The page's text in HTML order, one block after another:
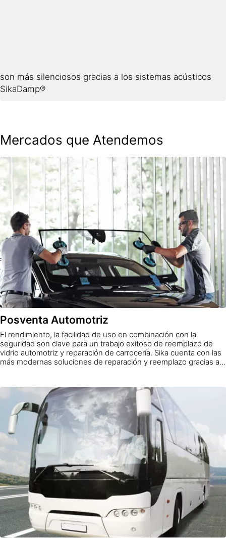
son más silenciosos gracias a los sistemas acústicos
SikaDamp®
Mercados que Atendemos
Posventa Automotriz
El rendimiento, la facilidad de uso en combinación con la
seguridad son clave para un trabajo exitoso de reemplazo de
vidrio automotriz y reparación de carrocería. Sika cuenta con las
más modernas soluciones de reparación y reemplazo gracias a